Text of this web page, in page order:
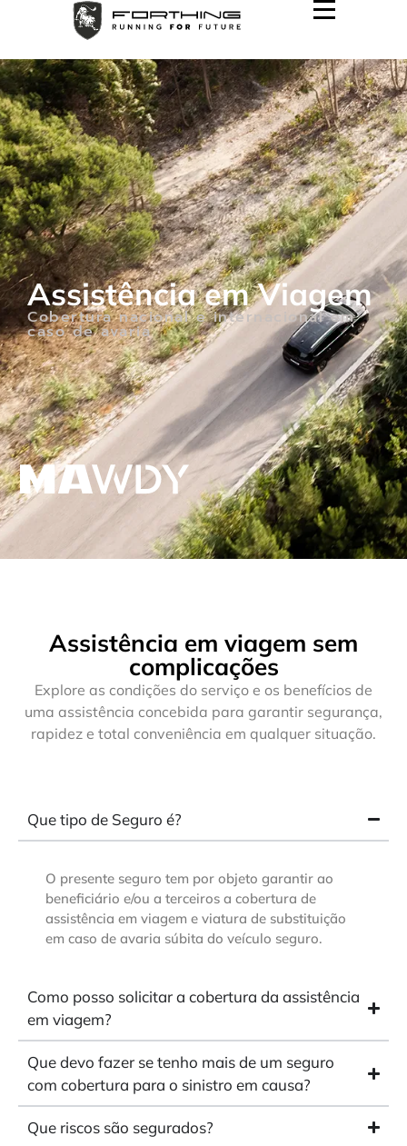
Assistência em Viagem
Cobertura nacional e internacional em
caso de avaria
Assistência em viagem sem
complicações
Explore as condições do serviço e os benefícios de
uma assistência concebida para garantir segurança,
rapidez e total conveniência em qualquer situação.
Que tipo de Seguro é?
O presente seguro tem por objeto garantir ao
beneficiário e/ou a terceiros a cobertura de
assistência em viagem e viatura de substituição
em caso de avaria súbita do veículo seguro.
Como posso solicitar a cobertura da assistência
em viagem?
Que devo fazer se tenho mais de um seguro
com cobertura para o sinistro em causa?
Que riscos são segurados?